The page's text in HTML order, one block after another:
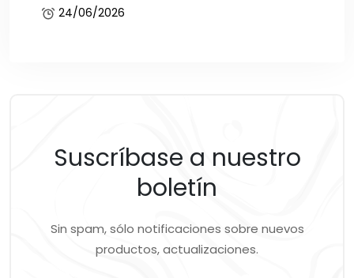
24/06/2026
Suscríbase a nuestro
boletín
Sin spam, sólo notificaciones sobre nuevos
productos, actualizaciones.